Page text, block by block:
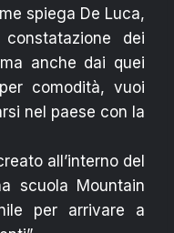
spiega De Luca,
dei
anche dai quei
comodità, vuoi
nel paese con la
all’interno del
scuola Mountain
per arrivare a